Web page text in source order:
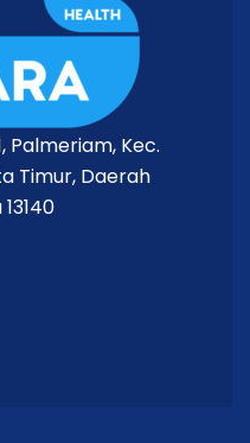
Palmeriam, Kec.
Timur, Daerah